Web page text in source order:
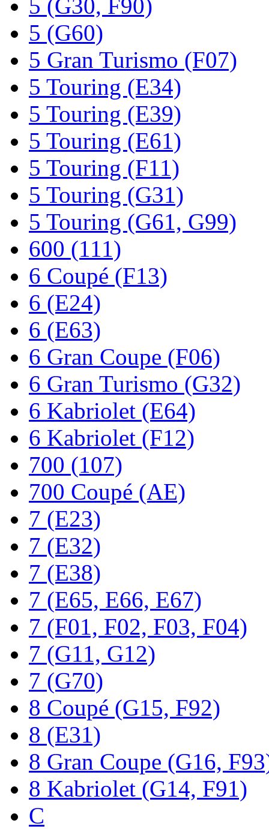
5 (G30, F90)
5 (G60)
5 Gran Turismo (F07)
5 Touring (E34)
5 Touring (E39)
5 Touring (E61)
5 Touring (F11)
5 Touring (G31)
5 Touring (G61, G99)
600 (111)
6 Coupé (F13)
6 (E24)
6 (E63)
6 Gran Coupe (F06)
6 Gran Turismo (G32)
6 Kabriolet (E64)
6 Kabriolet (F12)
700 (107)
700 Coupé (AE)
7 (E23)
7 (E32)
7 (E38)
7 (E65, E66, E67)
7 (F01, F02, F03, F04)
7 (G11, G12)
7 (G70)
8 Coupé (G15, F92)
8 (E31)
8 Gran Coupe (G16,
8 Kabriolet (G14, F91)
C